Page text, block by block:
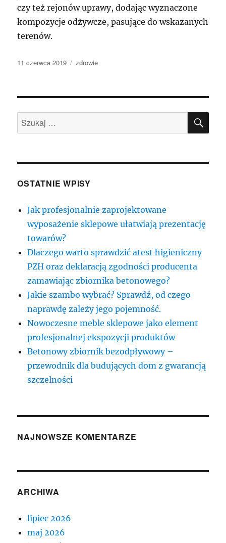
czy też rejonów uprawy, dodając wyznaczone
kompozycje odżywcze, pasujące do wskazanych
terenów.
Data
11 czerwca 2019 Kategorie
zdrowie
Szukaj:
OSTATNIE WPISY
Jak profesjonalnie zaprojektowane
wyposażenie sklepowe ułatwiają prezentację
towarów?
Dlaczego warto sprawdzić atest higieniczny
PZH oraz deklaracją zgodności producenta
zamawiając zbiornika betonowego?
Jakie szambo wybrać? Sprawdź, od czego
naprawdę zależy jego pojemność.
Nowoczesne meble sklepowe jako element
profesjonalnej ekspozycji produktów
Betonowy zbiornik bezodpływowy –
przewodnik dla budujących dom z gwarancją
szczelności
NAJNOWSZE KOMENTARZE
ARCHIWA
lipiec 2026
maj 2026